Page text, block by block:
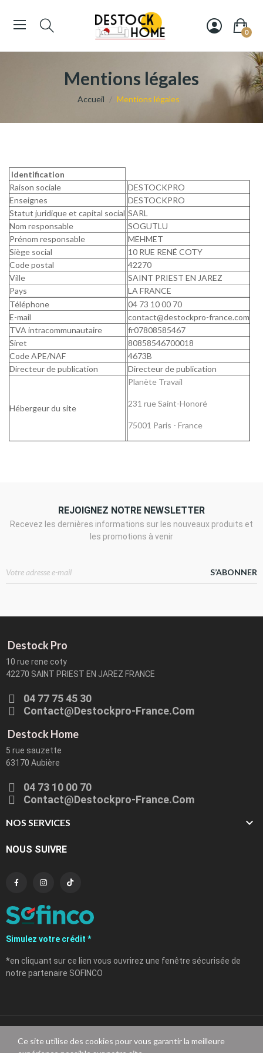
0
Mentions légales
Accueil Mentions légales
Identification
Raison sociale
DESTOCKPRO
Enseignes
DESTOCKPRO
Statut juridique et capital social SARL
Nom responsable
SOGUTLU
Prénom responsable
MEHMET
Siège social
10 RUE RENÉ COTY
Code postal
42270
Ville
SAINT PRIEST EN JAREZ
Pays
LA FRANCE
Téléphone
04 73 10 00 70
E-mail
contact@destockpro-france.com
TVA intracommunautaire
fr07808585467
Siret
80858546700018
Code APE/NAF
4673B
Directeur de publication
Directeur de publication
Hébergeur du site
Planète Travail
231 rue Saint-Honoré
75001 Paris - France
REJOIGNEZ NOTRE NEWSLETTER
Recevez les dernières informations sur les nouveaux produits et
les promotions à venir
S’ABONNER
Destock Pro
10 rue rene coty
42270 SAINT PRIEST EN JAREZ FRANCE
04 77 75 45 30
Contact@destockpro-France.com
Destock Home
5 rue sauzette
63170 Aubière
04 73 10 00 70
Contact@destockpro-France.com
NOS SERVICES 
NOUS SUIVRE
Simulez votre crédit *
*en cliquant sur ce lien vous ouvrirez une fenêtre sécurisée de
notre partenaire SOFINCO
Ce site utilise des cookies pour vous garantir la meilleure